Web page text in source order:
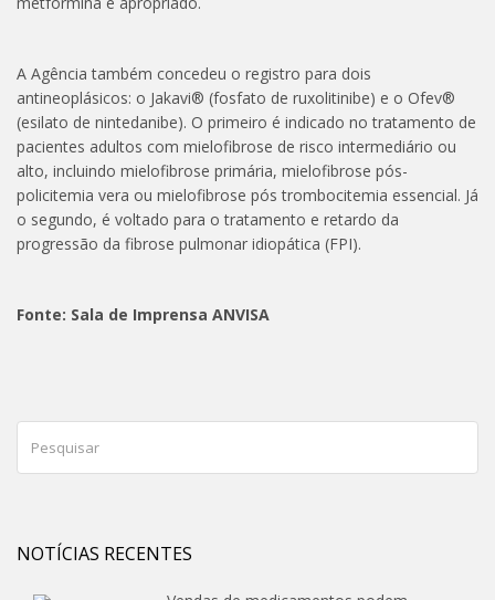
A Agência também concedeu o registro para dois
antineoplásicos: o Jakavi® (fosfato de ruxolitinibe) e o Ofev®
(esilato de nintedanibe). O primeiro é indicado no tratamento de
pacientes adultos com mielofibrose de risco intermediário ou
alto, incluindo mielofibrose primária, mielofibrose pós-
policitemia vera ou mielofibrose pós trombocitemia essencial. Já
o segundo, é voltado para o tratamento e retardo da
progressão da fibrose pulmonar idiopática (FPI).
Fonte: Sala de Imprensa ANVISA
NOTÍCIAS RECENTES